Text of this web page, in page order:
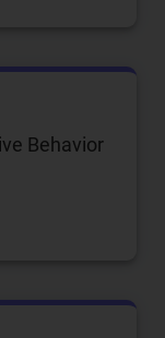
Behavior